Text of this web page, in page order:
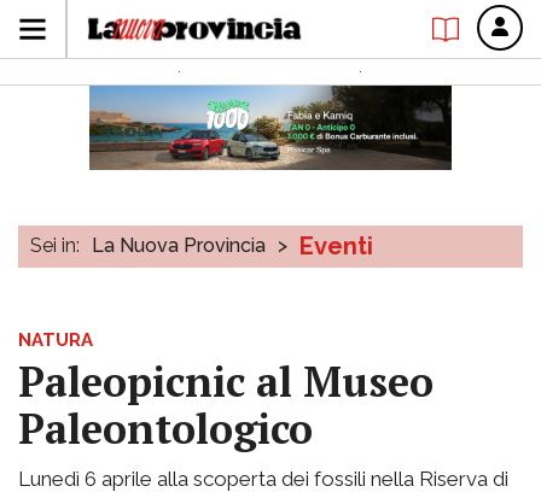
Sei in: La Nuova Provincia > Eventi
NATURA
Paleopicnic al Museo
Paleontologico
Lunedì 6 aprile alla scoperta dei fossili nella Riserva di